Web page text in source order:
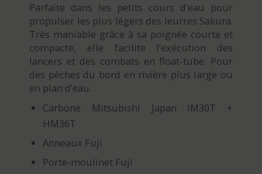
Parfaite dans les petits cours d’eau pour
propulser les plus légers des leurres Sakura.
Très maniable grâce à sa poignée courte et
compacte, elle facilite l’exécution des
lancers et des combats en float-tube. Pour
des pêches du bord en rivière plus large ou
en plan d’eau.
Carbone Mitsubishi Japan IM30T +
HM36T
Anneaux Fuji
Porte-moulinet Fuji